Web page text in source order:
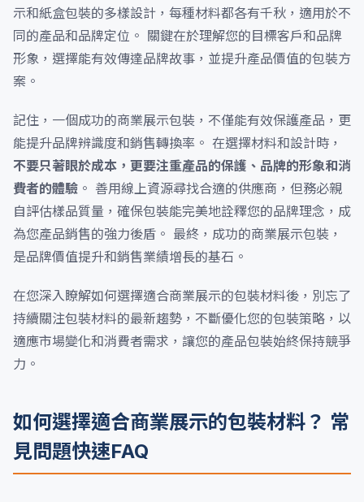
示和紙盒包裝的多樣設計，每種材料都各有千秋，適用於不
同的產品和品牌定位。 關鍵在於理解您的目標客戶和品牌
形象，選擇能有效傳達品牌故事，並提升產品價值的包裝方
案。
記住，一個成功的商業展示包裝，不僅能有效保護產品，更
能提升品牌辨識度和銷售轉換率。 在選擇材料和設計時，
不要只著眼於成本，更要注重產品的保護、品牌的形象和消
費者的體驗 。 善用線上資源尋找合適的供應商，但務必親
自評估樣品質量，確保包裝能完美地詮釋您的品牌理念，成
為您產品銷售的強力後盾。 最終，成功的商業展示包裝，
是品牌價值提升和銷售業績增長的基石。
在您深入瞭解如何選擇適合商業展示的包裝材料後，別忘了
持續關注包裝材料的最新趨勢，不斷優化您的包裝策略，以
適應市場變化和消費者需求，讓您的產品包裝始終保持競爭
力。
如何選擇適合商業展示的包裝材料？ 常
見問題快速FAQ